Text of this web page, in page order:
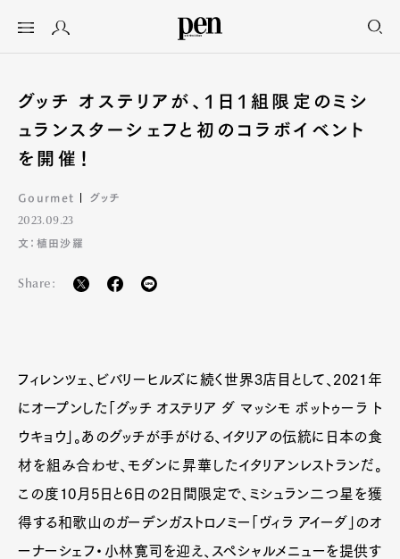
グッチ オステリアが、1日1組限定のミシ
ュランスターシェフと初のコラボイベント
を開催！
Gourmet グッチ
2023.09.23
文：植田沙羅
Share:
フィレンツェ、ビバリーヒルズに続く世界3店目として、2021年
にオープンした「グッチ オステリア ダ マッシモ ボットゥーラ ト
ウキョウ」。あのグッチが手がける、イタリアの伝統に日本の食
材を組み合わせ、モダンに昇華したイタリアンレストランだ。
この度10月5日と6日の2日間限定で、ミシュラン二つ星を獲
得する和歌山のガーデンガストロノミー「ヴィラ アイーダ」のオ
ーナーシェフ・小林寛司を迎え、スペシャルメニューを提供す